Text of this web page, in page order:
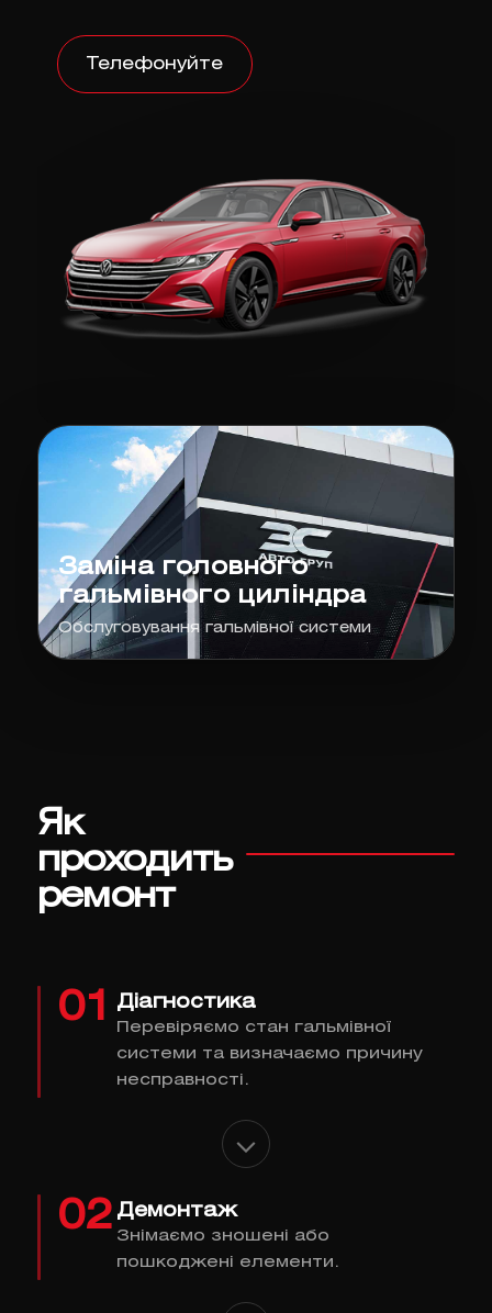
Телефонуйте
Заміна головного
гальмівного циліндра
Обслуговування гальмівної системи
Як
проходить
ремонт
01 Діагностика
Перевіряємо стан гальмівної
системи та визначаємо причину
несправності.
02 Демонтаж
Знімаємо зношені або
пошкоджені елементи.